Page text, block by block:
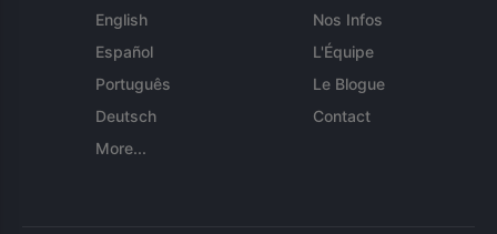
English
Español
Português
Deutsch
More...
Nos Infos
L'Équipe
Le Blogue
Contact